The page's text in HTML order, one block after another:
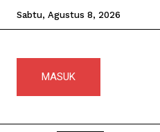
Sabtu, Agustus 8, 2026
MASUK